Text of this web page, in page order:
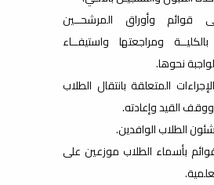
قوائم وأوراق المرشحــين
بالكليــة ومراجعتها واستيفــاء
نحوها.
المتعلقة بانتقال الطلاب
القيد وإعادته.
بأسماء الطلاب موزعين على